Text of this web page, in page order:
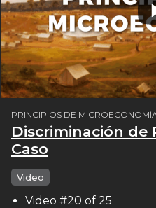
PRINCIPIOS DE
Discriminación de
Caso
Video
Video #20 of 25